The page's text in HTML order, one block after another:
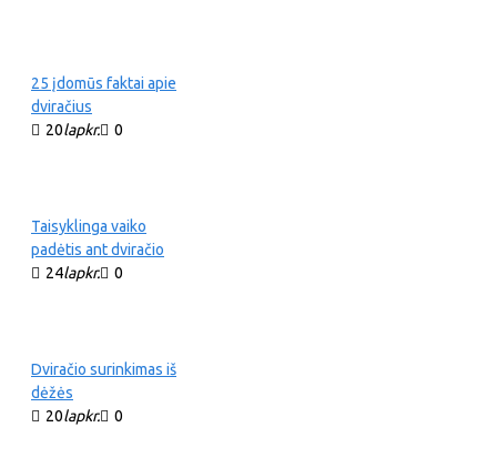
25 įdomūs faktai apie
dviračius
20lapkr. 0
Taisyklinga vaiko
padėtis ant dviračio
24lapkr. 0
Dviračio surinkimas iš
dėžės
20lapkr. 0